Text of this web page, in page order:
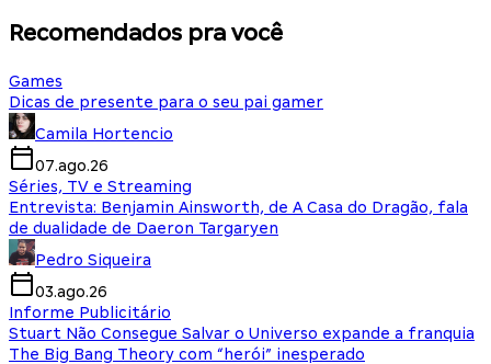
Recomendados pra você
Games
Dicas de presente para o seu pai gamer
Camila Hortencio
07.ago.26
Séries, TV e Streaming
Entrevista: Benjamin Ainsworth, de A Casa do Dragão, fala
de dualidade de Daeron Targaryen
Pedro Siqueira
03.ago.26
Informe Publicitário
Stuart Não Consegue Salvar o Universo expande a franquia
The Big Bang Theory com “herói” inesperado